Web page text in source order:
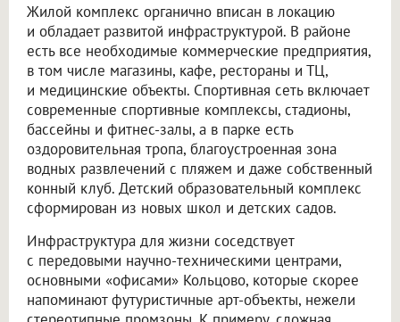
Жилой комплекс органично вписан в локацию
и обладает развитой инфраструктурой. В районе
есть все необходимые коммерческие предприятия,
в том числе магазины, кафе, рестораны и ТЦ,
и медицинские объекты. Спортивная сеть включает
современные спортивные комплексы, стадионы,
бассейны и фитнес-залы, а в парке есть
оздоровительная тропа, благоустроенная зона
водных развлечений с пляжем и даже собственный
конный клуб. Детский образовательный комплекс
сформирован из новых школ и детских садов.
Инфраструктура для жизни соседствует
с передовыми научно-техническими центрами,
основными «офисами» Кольцово, которые скорее
напоминают футуристичные арт-объекты, нежели